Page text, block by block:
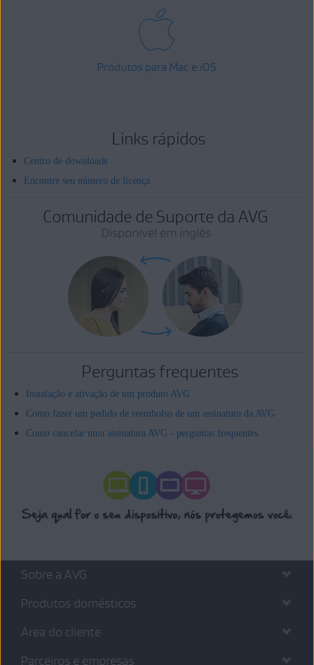
Produtos para Mac e iOS
Links rápidos
Centro de downloads
Encontre seu número de licença
Comunidade de Suporte da AVG
Disponível em inglês
Perguntas frequentes
Instalação e ativação de um produto AVG
Como fazer um pedido de reembolso de um assinatura da AVG
Como cancelar uma assinatura AVG - perguntas frequentes
Sobre a AVG
Produtos domésticos
Área do cliente
Parceiros e empresas